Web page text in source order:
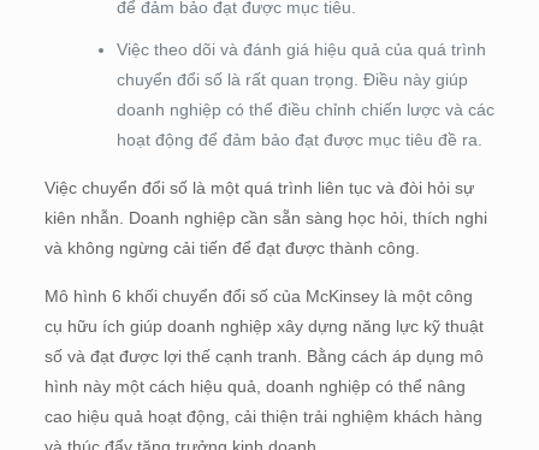
để đảm bảo đạt được mục tiêu.
Việc theo dõi và đánh giá hiệu quả của quá trình
chuyển đổi số là rất quan trọng. Điều này giúp
doanh nghiệp có thể điều chỉnh chiến lược và các
hoạt động để đảm bảo đạt được mục tiêu đề ra.
Việc chuyển đổi số là một quá trình liên tục và đòi hỏi sự
kiên nhẫn. Doanh nghiệp cần sẵn sàng học hỏi, thích nghi
và không ngừng cải tiến để đạt được thành công.
Mô hình 6 khối chuyển đổi số của McKinsey là một công
cụ hữu ích giúp doanh nghiệp xây dựng năng lực kỹ thuật
số và đạt được lợi thế cạnh tranh. Bằng cách áp dụng mô
hình này một cách hiệu quả, doanh nghiệp có thể nâng
cao hiệu quả hoạt động, cải thiện trải nghiệm khách hàng